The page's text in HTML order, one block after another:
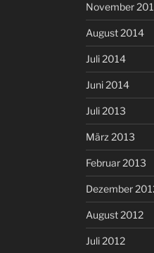
November
August 2014
Juli 2014
Juni 2014
Juli 2013
März 2013
Februar 2013
Dezember
August 2012
Juli 2012